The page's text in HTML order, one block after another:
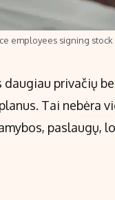
employees signing
privačių
Tai nebėra
paslaugų,